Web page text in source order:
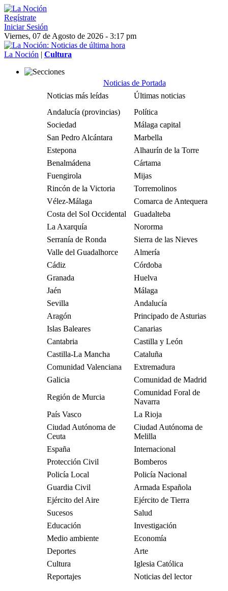
Regístrate
Iniciar Sesión
Viernes, 07 de Agosto de 2026 - 3:17 pm
La Noción | Cultura
Noticias de Portada
Noticias más leídas
Últimas noticias
Andalucía (provincias)
Política
Sociedad
Málaga capital
San Pedro Alcántara
Marbella
Estepona
Alhaurín de la Torre
Benalmádena
Cártama
Fuengirola
Mijas
Rincón de la Victoria
Torremolinos
Vélez-Málaga
Comarca de Antequera
Costa del Sol Occidental
Guadalteba
La Axarquía
Nororma
Serranía de Ronda
Sierra de las Nieves
Valle del Guadalhorce
Almería
Cádiz
Córdoba
Granada
Huelva
Jaén
Málaga
Sevilla
Andalucía
Aragón
Principado de Asturias
Islas Baleares
Canarias
Cantabria
Castilla y León
Castilla-La Mancha
Cataluña
Comunidad Valenciana
Extremadura
Galicia
Comunidad de Madrid
Región de Murcia
Comunidad Foral de
Navarra
País Vasco
La Rioja
Ciudad Autónoma de
Ceuta
Ciudad Autónoma de
Melilla
España
Internacional
Protección Civil
Bomberos
Policía Local
Policía Nacional
Guardia Civil
Armada Española
Ejército del Aire
Ejército de Tierra
Sucesos
Salud
Educación
Investigación
Medio ambiente
Economía
Deportes
Arte
Cultura
Iglesia Católica
Reportajes
Noticias del lector